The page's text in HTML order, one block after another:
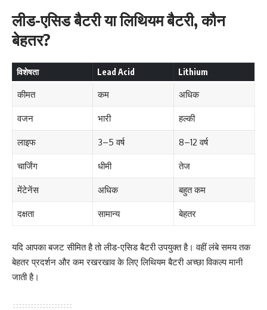
लीड-एसिड बैटरी या लिथियम बैटरी, कौन
बेहतर?
विशेषता Lead Acid Lithium
कीमत कम अधिक
वजन भारी हल्की
लाइफ 3–5 वर्ष 8–12 वर्ष
चार्जिंग धीमी तेज
मेंटेनेंस अधिक बहुत कम
दक्षता सामान्य बेहतर
यदि आपका बजट सीमित है तो लीड-एसिड बैटरी उपयुक्त है। वहीं लंबे समय तक
बेहतर प्रदर्शन और कम रखरखाव के लिए लिथियम बैटरी अच्छा विकल्प मानी
जाती है।